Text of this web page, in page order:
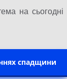
на сьогодні
спадщини